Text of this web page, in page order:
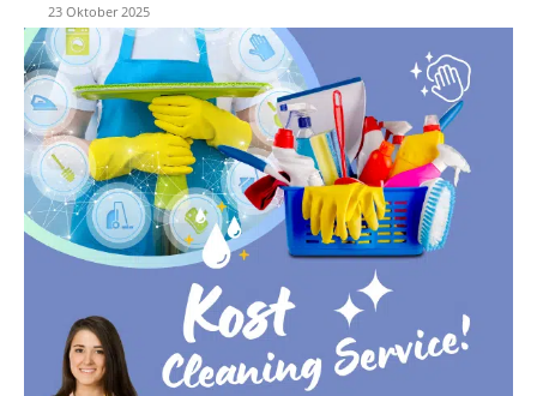
23 Oktober 2025